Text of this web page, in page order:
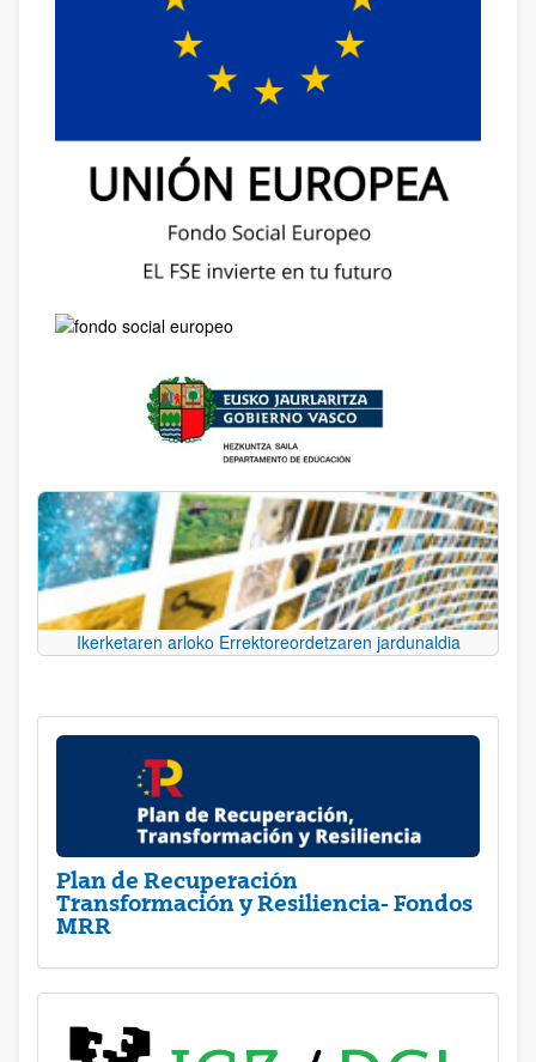
Ikerketaren arloko Errektoreordetzaren jardunaldia
Plan de Recuperación
Transformación y Resiliencia- Fondos
MRR